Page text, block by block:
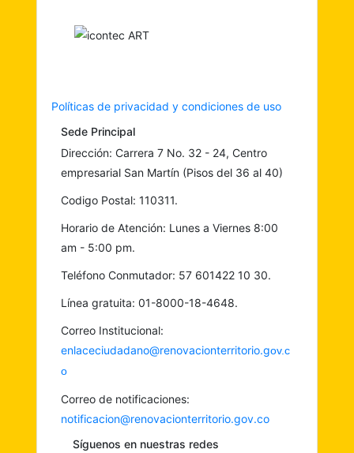
Sede Principal
Dirección: Carrera 7 No. 32 - 24, Centro
empresarial San Martín (Pisos del 36 al 40)
Codigo Postal: 110311.
Horario de Atención: Lunes a Viernes 8:00
am - 5:00 pm.
Teléfono Conmutador: 57 601422 10 30.
Línea gratuita: 01-8000-18-4648.
Correo Institucional:
enlaceciudadano@renovacionterritorio.gov.c
o
Correo de notificaciones:
notificacion@renovacionterritorio.gov.co
Síguenos en nuestras redes
Políticas de privacidad y condiciones de uso